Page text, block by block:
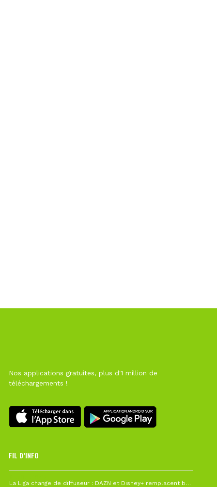
Nos applications gratuites, plus d'1 million de
téléchargements !
FIL D’INFO
La Liga change de diffuseur : DAZN et Disney+ remplacent beIN Sports !